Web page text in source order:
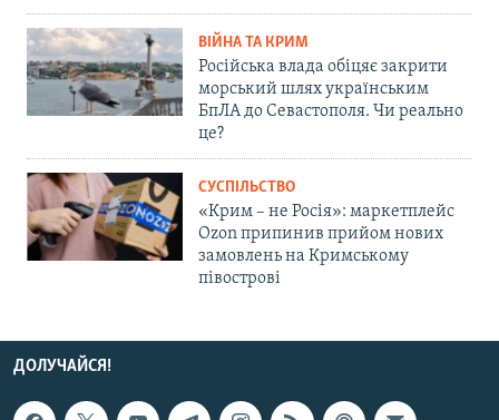
ВІЙНА ТА КРИМ
Російська влада обіцяє закрити
морський шлях українським
БпЛА до Севастополя. Чи реально
це?
СУСПІЛЬСТВО
«Крим – не Росія»: маркетплейс
Ozon припинив прийом нових
замовлень на Кримському
півострові
ДОЛУЧАЙСЯ!